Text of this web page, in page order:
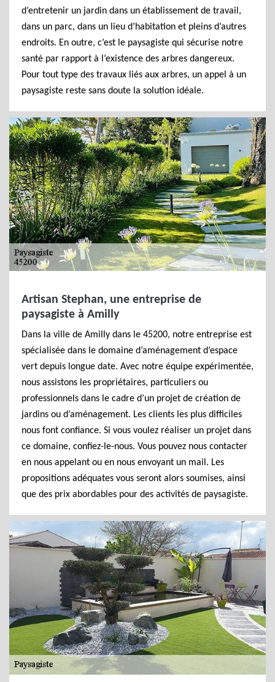
d’entretenir un jardin dans un établissement de travail,
dans un parc, dans un lieu d’habitation et pleins d’autres
endroits. En outre, c’est le paysagiste qui sécurise notre
santé par rapport à l’existence des arbres dangereux.
Pour tout type des travaux liés aux arbres, un appel à un
paysagiste reste sans doute la solution idéale.
Artisan Stephan, une entreprise de
paysagiste à Amilly
Dans la ville de Amilly dans le 45200, notre entreprise est
spécialisée dans le domaine d’aménagement d’espace
vert depuis longue date. Avec notre équipe expérimentée,
nous assistons les propriétaires, particuliers ou
professionnels dans le cadre d’un projet de création de
jardins ou d’aménagement. Les clients les plus difficiles
nous font confiance. Si vous voulez réaliser un projet dans
ce domaine, confiez-le-nous. Vous pouvez nous contacter
en nous appelant ou en nous envoyant un mail. Les
propositions adéquates vous seront alors soumises, ainsi
que des prix abordables pour des activités de paysagiste.